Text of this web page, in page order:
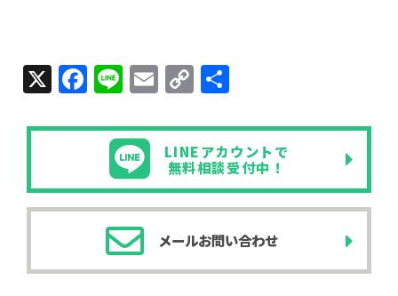
X
F
c
b
o
k
Li
e
E
ail
C
p
y
Li
n
k
LINEアカウントで
無料相談受付中！
メールお問い合わせ